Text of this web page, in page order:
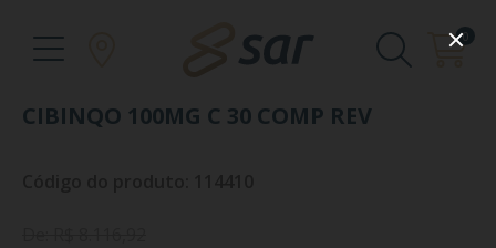
0
CIBINQO 100MG C 30 COMP REV